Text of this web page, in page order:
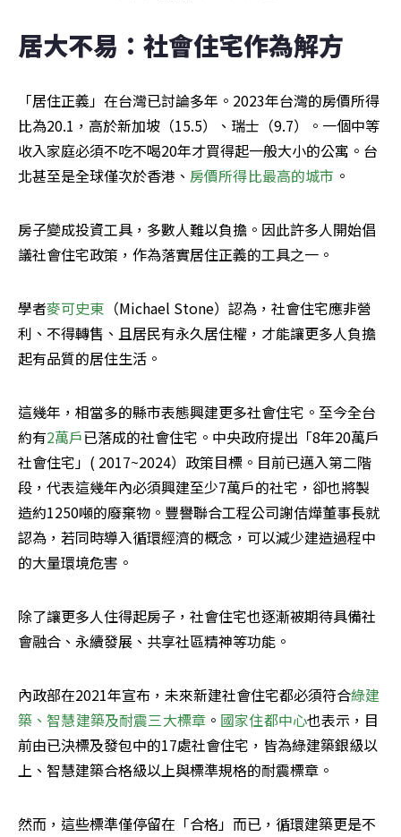
居大不易：社會住宅作為解方
「居住正義」在台灣已討論多年。2023年台灣的房價所得
比為20.1，高於新加坡（15.5）、瑞士（9.7）。一個中等
收入家庭必須不吃不喝20年才買得起一般大小的公寓。台
北甚至是全球僅次於香港、 房價所得比最高的城市 。
房子變成投資工具，多數人難以負擔。因此許多人開始倡
議社會住宅政策，作為落實居住正義的工具之一。
學者麥可史東 （Michael Stone）認為，社會住宅應非營
利、不得轉售、且居民有永久居住權，才能讓更多人負擔
起有品質的居住生活。
這幾年，相當多的縣市表態興建更多社會住宅。至今全台
約有2萬戶已落成的社會住宅。中央政府提出「8年20萬戶
社會住宅」( 2017~2024）政策目標。目前已邁入第二階
段，代表這幾年內必須興建至少7萬戶的社宅，卻也將製
造約1250噸的廢棄物。豐譽聯合工程公司謝佶燁董事長就
認為，若同時導入循環經濟的概念，可以減少建造過程中
的大量環境危害。
除了讓更多人住得起房子，社會住宅也逐漸被期待具備社
會融合、永續發展、共享社區精神等功能。
內政部在2021年宣布，未來新建社會住宅都必須符合綠建
築、智慧建築及耐震三大標章 。 國家住都中心也表示，目
前由已決標及發包中的17處社會住宅，皆為綠建築銀級以
上、智慧建築合格級以上與標準規格的耐震標章。
然而，這些標準僅停留在「合格」而已，循環建築更是不